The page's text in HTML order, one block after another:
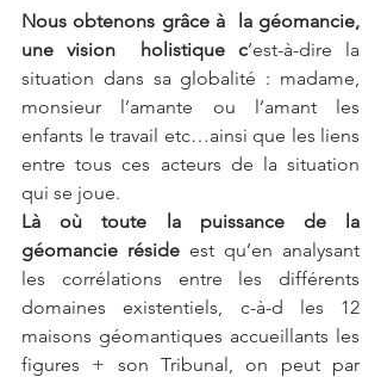
Nous obtenons grâce à  la géomancie,
une vision  holistique c’est-à-dire la
situation dans sa globalité : madame,
monsieur l’amante ou l’amant les
enfants le travail etc…ainsi que les liens
entre tous ces acteurs de la situation
qui se joue.
Là où toute la puissance de la
géomancie réside est qu’en analysant
les corrélations entre les différents
domaines existentiels, c-à-d les 12
maisons géomantiques accueillants les
figures + son Tribunal, on peut par